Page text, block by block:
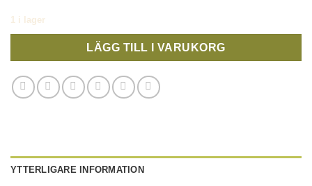
1 i lager
LÄGG TILL I VARUKORG
YTTERLIGARE INFORMATION